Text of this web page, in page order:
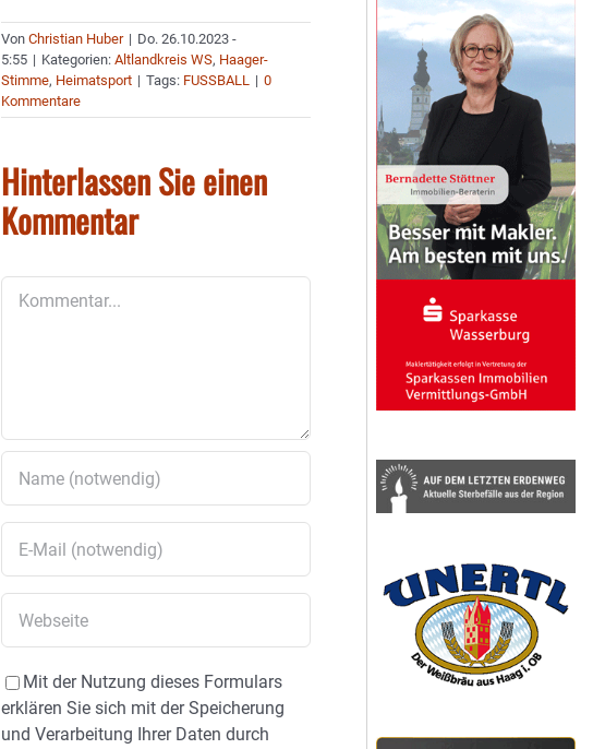
VonChristian Huber | Do. 26.10.2023 -
5:55 | Kategorien:Altlandkreis WS, Haager-
Stimme, Heimatsport | Tags: FUSSBALL | 0
Kommentare
Hinterlassen Sie einen
Kommentar
Mit der Nutzung dieses Formulars
erklären Sie sich mit der Speicherung
und Verarbeitung Ihrer Daten durch